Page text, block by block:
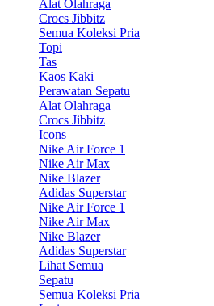
Alat Olahraga
Crocs Jibbitz
Semua Koleksi Pria
Topi
Tas
Kaos Kaki
Perawatan Sepatu
Alat Olahraga
Crocs Jibbitz
Icons
Nike Air Force 1
Nike Air Max
Nike Blazer
Adidas Superstar
Nike Air Force 1
Nike Air Max
Nike Blazer
Adidas Superstar
Lihat Semua
Sepatu
Semua Koleksi Pria